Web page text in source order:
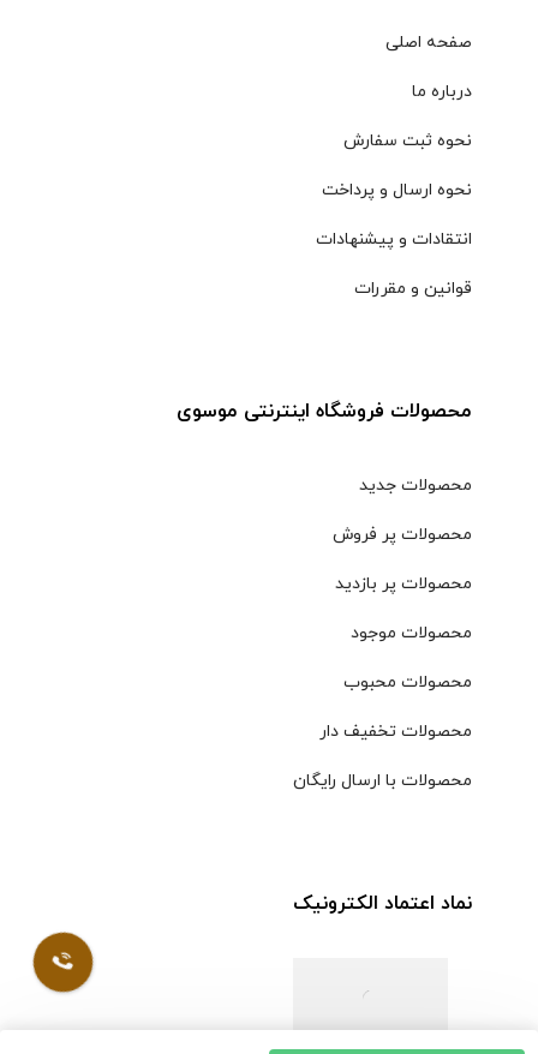
صفحه اصلی
درباره ما
نحوه ثبت سفارش
نحوه ارسال و پرداخت
انتقادات و پیشنهادات
قوانین و مقررات
محصولات فروشگاه اینترنتی موسوی
محصولات جدید
محصولات پر فروش
محصولات پر بازدید
محصولات موجود
محصولات محبوب
محصولات تخفیف دار
محصولات با ارسال رایگان
نماد اعتماد الکترونیک